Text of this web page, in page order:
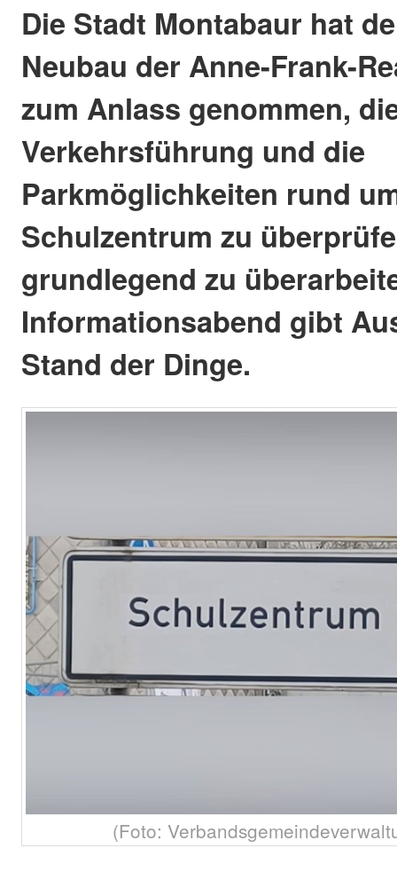
Die Stadt Montabaur hat
Neubau der Anne-Frank-
zum Anlass genommen,
Verkehrsführung und die
Parkmöglichkeiten rund
Schulzentrum zu
grundlegend zu
Informationsabend gibt
Stand der Dinge.
(Foto: